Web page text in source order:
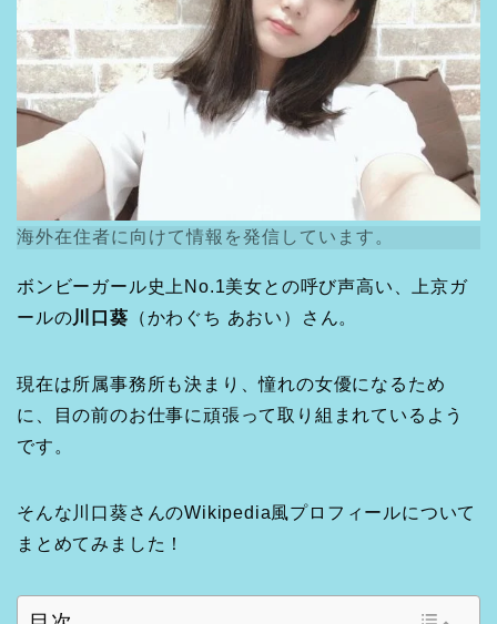
海外在住者に向けて情報を発信しています。
ボンビーガール史上No.1美女との呼び声高い、上京ガ
ールの川口葵 （かわぐち あおい）さん。
現在は所属事務所も決まり、憧れの女優になるため
に、目の前のお仕事に頑張って取り組まれているよう
です。
そんな川口葵さんのWikipedia風プロフィールについて
まとめてみました！